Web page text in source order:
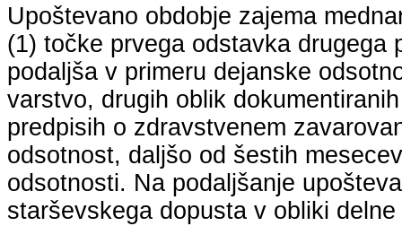
Upoštevano obdobje zajema
(1) točke prvega odstavka drugega
podaljša v primeru dejanske
varstvo, drugih oblik
predpisih o zdravstvenem
odsotnost, daljšo od šestih
odsotnosti. Na podaljšanje
starševskega dopusta v obliki